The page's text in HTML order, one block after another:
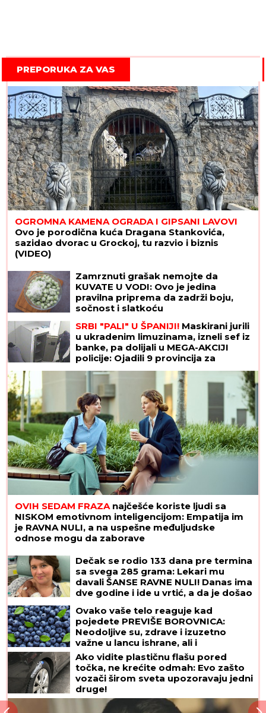
PREPORUKA ZA VAS
OGROMNA KAMENA OGRADA I GIPSANI LAVOVI
Ovo je porodična kuća Dragana Stankovića,
sazidao dvorac u Grockoj, tu razvio i biznis
(VIDEO)
Zamrznuti grašak nemojte da
KUVATE U VODI: Ovo je jedina
pravilna priprema da zadrži boju,
sočnost i slatkoću
SRBI "PALI" U ŠPANIJI! Maskirani jurili
u ukradenim limuzinama, izneli sef iz
banke, pa dolijali u MEGA-AKCIJI
policije: Ojadili 9 provincija za
desetine hiljada evra!
OVIH SEDAM FRAZA najčešće koriste ljudi sa
NISKOM emotivnom inteligencijom: Empatija im
je RAVNA NULI, a na uspešne međuljudske
odnose mogu da zaborave
Dečak se rodio 133 dana pre termina
sa svega 285 grama: Lekari mu
davali ŠANSE RAVNE NULI! Danas ima
dve godine i ide u vrtić, a da je došao
mnogo lošiji scenario
Ovako vaše telo reaguje kad
pojedete PREVIŠE BOROVNICA:
Neodoljive su, zdrave i izuzetno
važne u lancu ishrane, ali i
superhrana IMA SVOJE MANE
Ako vidite plastičnu flašu pored
točka, ne krećite odmah: Evo zašto
vozači širom sveta upozoravaju jedni
druge!